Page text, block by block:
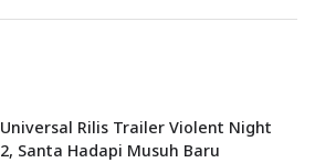
Universal Rilis Trailer Violent Night
2, Santa Hadapi Musuh Baru